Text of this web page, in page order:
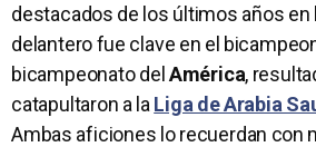
destacados de los últimos años en
delantero fue clave en el
bicampeonato del América,
catapultaron a la Liga de Arabia
Ambas aficiones lo recuerdan con